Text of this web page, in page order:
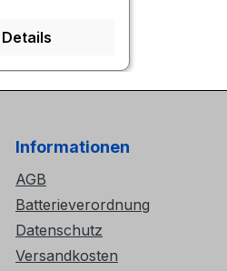
Details
Informationen
AGB
Batterieverordnung
Datenschutz
Versandkosten